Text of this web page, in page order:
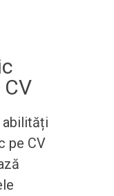
abilități
pe CV